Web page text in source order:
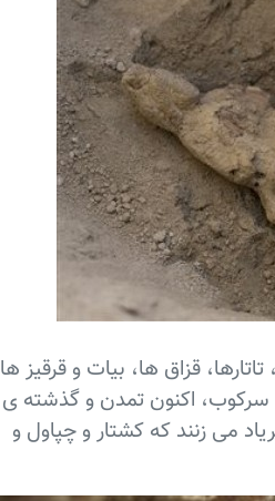
قزاق ها، بیات و قرقیز ها
سرکوب، اکنون تمدن و گذشته ی
می زنند که کشتار و چپاول و